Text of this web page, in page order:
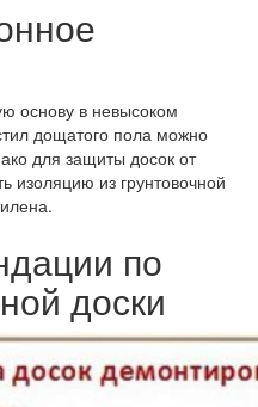
основу в невысоком
дощатого пола можно
для защиты досок от
изоляцию из грунтовочной
по
доски